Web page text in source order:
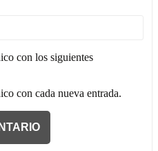
con los siguientes
con cada nueva entrada.